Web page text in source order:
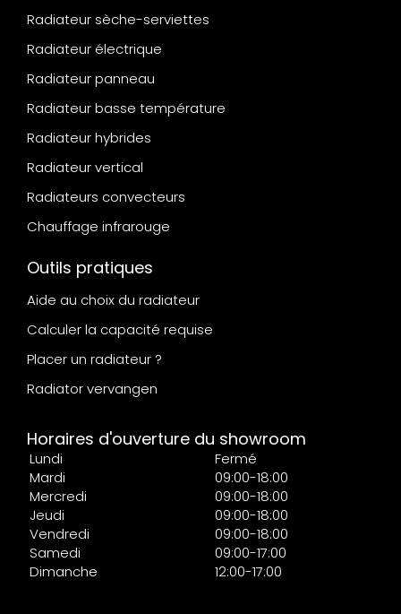
Radiateur sèche-serviettes
Radiateur électrique
Radiateur panneau
Radiateur basse température
Radiateur hybrides
Radiateur vertical
Radiateurs convecteurs
Chauffage infrarouge
Outils pratiques
Aide au choix du radiateur
Calculer la capacité requise
Placer un radiateur ?
Radiator vervangen
Horaires d'ouverture du showroom
Lundi
Fermé
Mardi
09:00-18:00
Mercredi
09:00-18:00
Jeudi
09:00-18:00
Vendredi
09:00-18:00
Samedi
09:00-17:00
Dimanche
12:00-17:00